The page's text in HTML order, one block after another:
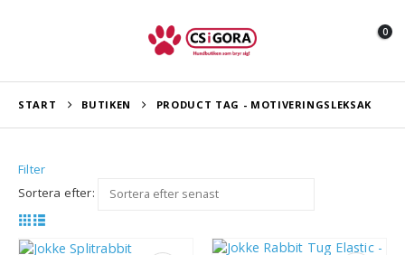
0
START BUTIKEN PRODUCT TAG - MOTIVERINGSLEKSAK
Filter
Sortera efter: